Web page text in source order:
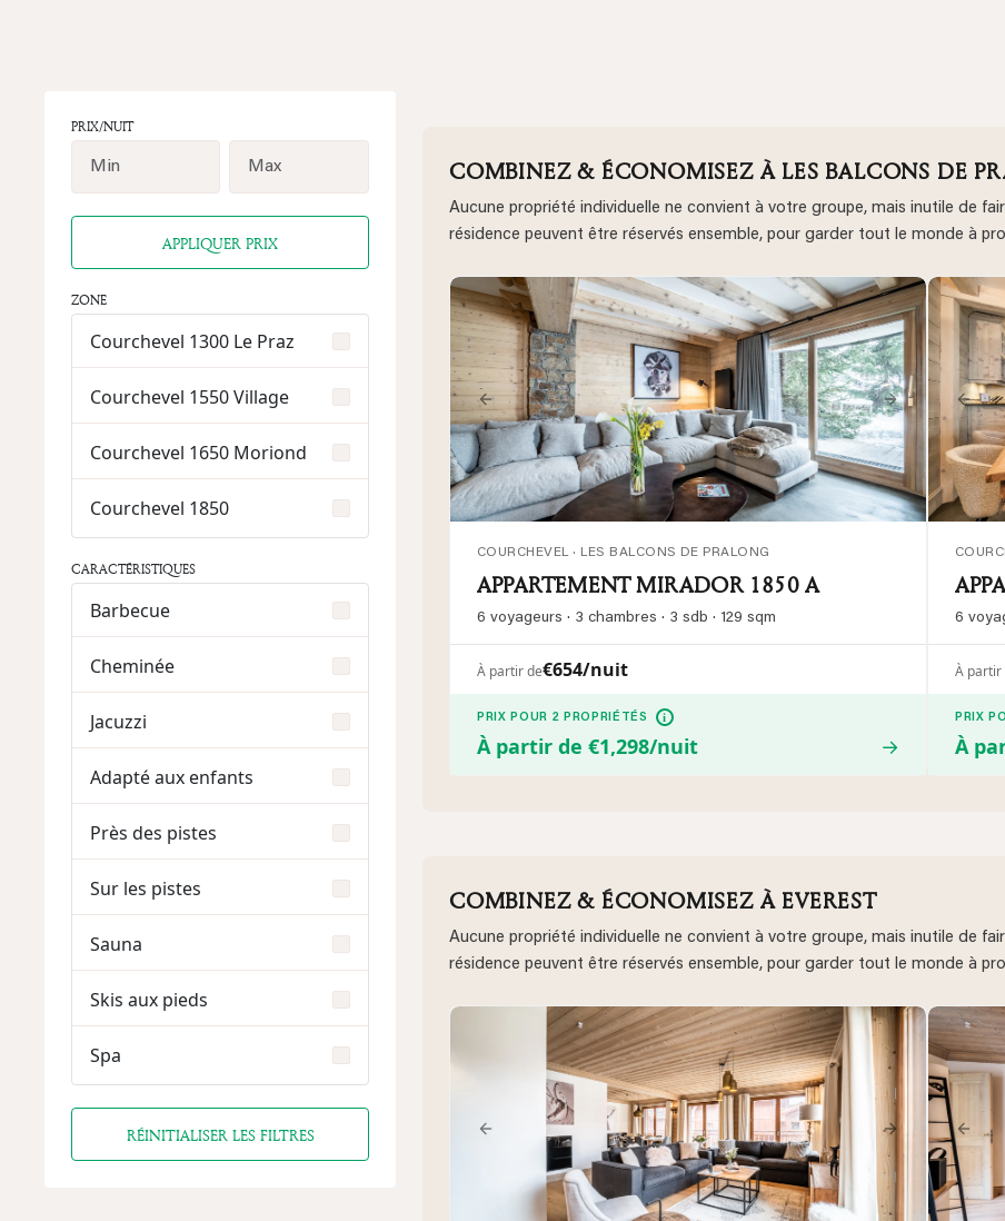
PRIX/NUIT
APPLIQUER PRIX
ZONE
Courchevel 1300 Le Praz
Courchevel 1550 Village
Courchevel 1650 Moriond
Courchevel 1850
CARACTÉRISTIQUES
Barbecue
Cheminée
Jacuzzi
Adapté aux enfants
Près des pistes
Sur les pistes
Sauna
Skis aux pieds
Spa
RÉINITIALISER LES FILTRES
COMBINEZ & ÉCONOMISEZ À LES BALCONS DE
Aucune propriété individuelle ne convient à votre groupe, mais inutile de
résidence peuvent être réservés ensemble, pour garder tout le monde à
Previous Next
COURCHEVEL · LES BALCONS DE PRALONG
APPARTEMENT MIRADOR 1850 A
6 voyageurs · 3 chambres · 3 sdb · 129 sqm
À partir de€654/nuit
PRIX POUR 2 PROPRIÉTÉS i
À partir de €1,298/nuit →
6
À partir
PRIX
À
COMBINEZ & ÉCONOMISEZ À EVEREST
Aucune propriété individuelle ne convient à votre groupe, mais inutile de
résidence peuvent être réservés ensemble, pour garder tout le monde à
Previous Next